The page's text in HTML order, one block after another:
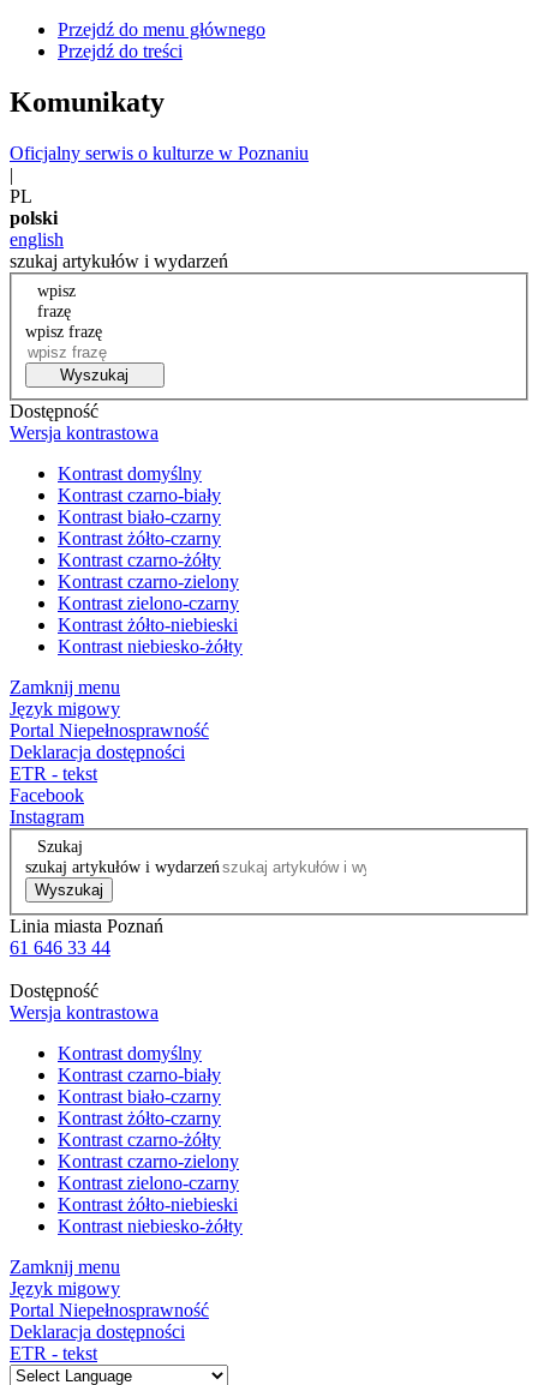
Przejdź do menu głównego
Przejdź do treści
Komunikaty
Oficjalny serwis o kulturze w Poznaniu
|
PL
polski
english
szukaj artykułów i wydarzeń
wpisz
frazę
wpisz frazę
Wyszukaj
Dostępność
Wersja kontrastowa
Kontrast domyślny
Kontrast czarno-biały
Kontrast biało-czarny
Kontrast żółto-czarny
Kontrast czarno-żółty
Kontrast czarno-zielony
Kontrast zielono-czarny
Kontrast żółto-niebieski
Kontrast niebiesko-żółty
Zamknij menu
Język migowy
Portal Niepełnosprawność
Deklaracja dostępności
ETR - tekst
Facebook
Instagram
Szukaj
szukaj artykułów i wydarzeń
Wyszukaj
Linia miasta Poznań
61 646 33 44
Dostępność
Wersja kontrastowa
Kontrast domyślny
Kontrast czarno-biały
Kontrast biało-czarny
Kontrast żółto-czarny
Kontrast czarno-żółty
Kontrast czarno-zielony
Kontrast zielono-czarny
Kontrast żółto-niebieski
Kontrast niebiesko-żółty
Zamknij menu
Język migowy
Portal Niepełnosprawność
Deklaracja dostępności
ETR - tekst